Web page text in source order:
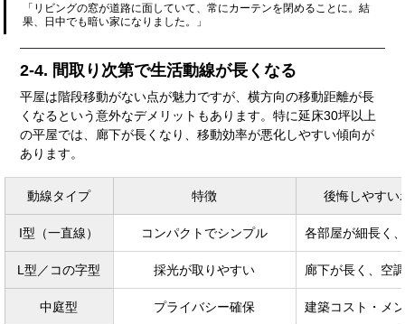
「リビングの窓が道路に面していて、常にカーテンを閉めることに。結
果、日中でも暗い家になりました。」
2-4. 間取り次第で生活動線が長くなる
平屋は階段移動がない点が魅力ですが、横方向の移動距離が長
くなるという意外なデメリットもあります。特に延床30坪以上
の平屋では、廊下が長くなり、移動効率が悪化しやすい傾向が
あります。
動線タイプ 特徴 後悔しやすい
I型（一直線） コンパクトでシンプル 各部屋が細長く
L型／コの字型 採光が取りやすい 廊下が長く、空
中庭型 プライバシー確保 建築コスト・メ